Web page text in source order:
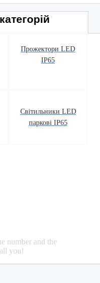
Прожектори LED
IP65
Світильники LED
паркові IP65
number and the
you!